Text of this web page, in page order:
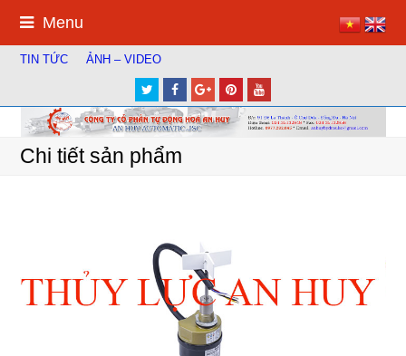
Menu
TIN TỨC ẢNH – VIDEO
TwitterFacebook
Google
Plus
Pinterest
Chi tiết sản phẩm